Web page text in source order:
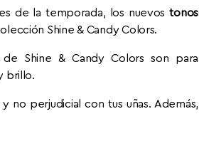
de la temporada, los nuevostonos
Shine & Candy Colors.
Shine & Candy Colors son para
brillo.
no perjudicial con tus uñas. Además,